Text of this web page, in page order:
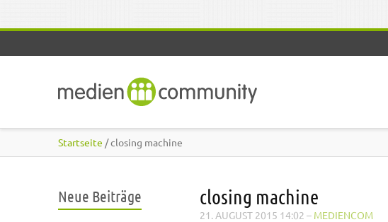
Startseite / closing machine
Neue Beiträge closing machine
21. AUGUST 2015 14:02 – MEDIENCOM